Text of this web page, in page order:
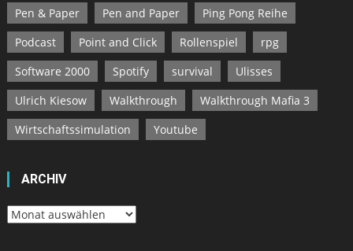
Pen & Paper
Pen and Paper
Ping Pong Reihe
Podcast
Point and Click Rollenspiel
rpg
Software 2000
Spotify survival
Ulisses
Ulrich Kiesow
Walkthrough
Walkthrough Mafia 3
Wirtschaftssimulation
Youtube
ARCHIV
Archiv